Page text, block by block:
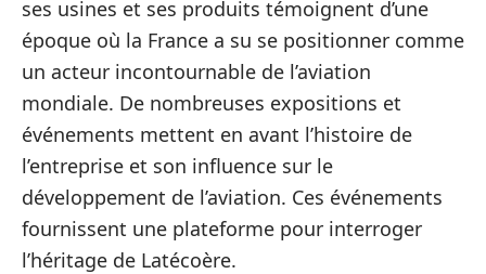
ses usines et ses produits témoignent d’une
époque où la France a su se positionner comme
un acteur incontournable de l’aviation
mondiale. De nombreuses expositions et
événements mettent en avant l’histoire de
l’entreprise et son influence sur le
développement de l’aviation. Ces événements
fournissent une plateforme pour interroger
l’héritage de Latécoère.